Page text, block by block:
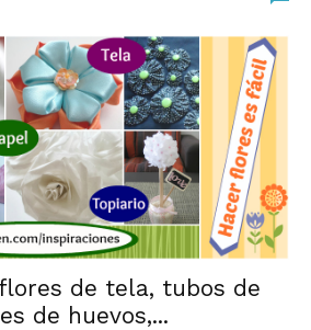
de tela, tubos de
de huevos,...